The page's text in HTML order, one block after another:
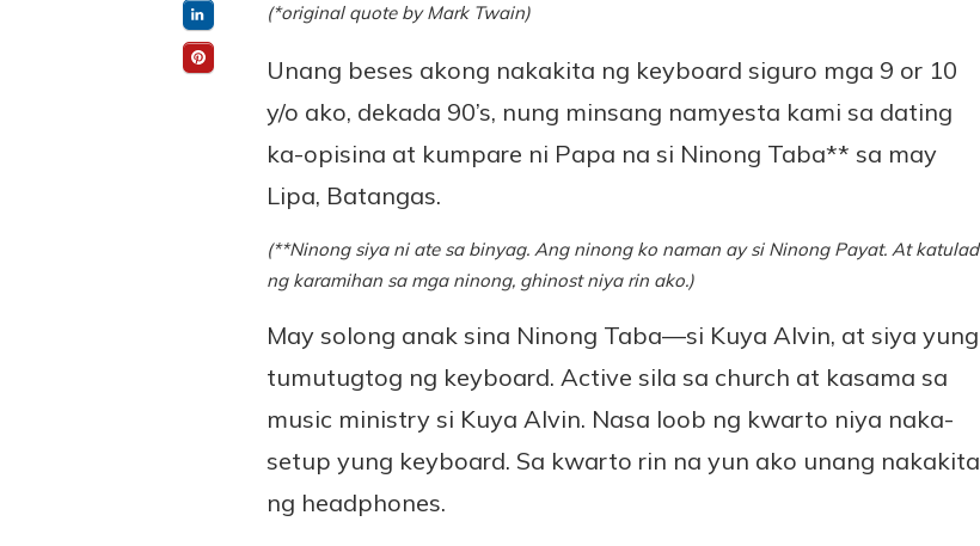
(*original quote by Mark Twain)
Unang beses akong nakakita ng keyboard siguro mga 9 or 10
y/o ako, dekada 90’s, nung minsang namyesta kami sa dating
ka-opisina at kumpare ni Papa na si Ninong Taba** sa may
Lipa, Batangas.
(**Ninong siya ni ate sa binyag. Ang ninong ko naman ay si Ninong Payat. At katulad
ng karamihan sa mga ninong, ghinost niya rin ako.)
May solong anak sina Ninong Taba—si Kuya Alvin, at siya yung
tumutugtog ng keyboard. Active sila sa church at kasama sa
music ministry si Kuya Alvin. Nasa loob ng kwarto niya naka-
setup yung keyboard. Sa kwarto rin na yun ako unang nakakita
ng headphones.